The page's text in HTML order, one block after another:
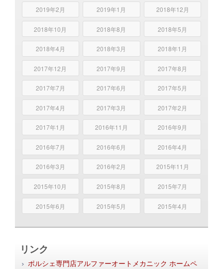
2019年2月 2019年1月 2018年12月
2018年10月 2018年8月 2018年5月
2018年4月 2018年3月 2018年1月
2017年12月 2017年9月 2017年8月
2017年7月 2017年6月 2017年5月
2017年4月 2017年3月 2017年2月
2017年1月 2016年11月 2016年9月
2016年7月 2016年6月 2016年4月
2016年3月 2016年2月 2015年11月
2015年10月 2015年8月 2015年7月
2015年6月 2015年5月 2015年4月
リンク
ポルシェ専門店アルファーオートメカニック ホームペ